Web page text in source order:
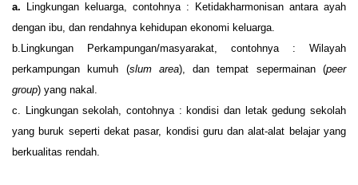
a.
Lingkungan keluarga, contohnya : Ketidakharmonisan antara ayah
dengan ibu, dan rendahnya kehidupan ekonomi keluarga.
b.
Lingkungan Perkampungan/masyarakat, contohnya : Wilayah
perkampungan kumuh (slum area), dan tempat sepermainan (peer
group) yang nakal.
c
Lingkungan sekolah, contohnya : kondisi dan letak gedung sekolah
yang buruk seperti dekat pasar, kondisi guru dan alat-alat belajar yang
berkualitas rendah.